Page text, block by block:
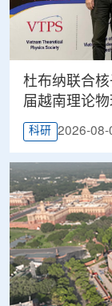
杜布纳联合
届越南理论物
科研 2026-08-